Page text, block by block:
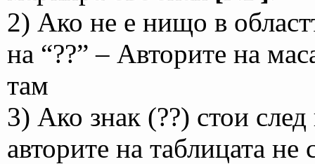
2) Ако не е нищо в
на “??” – Авторите на
там
3) Ако знак (??) стои
авторите на таблицата не